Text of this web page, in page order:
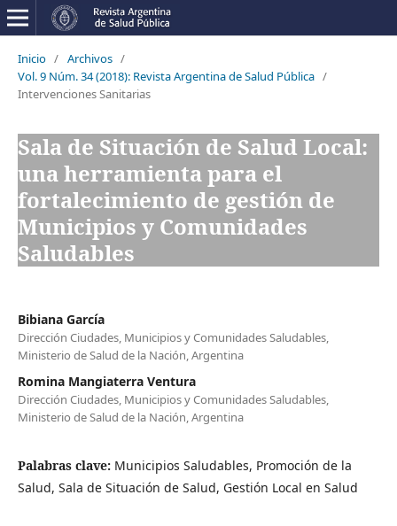
Inicio / Archivos /
Vol. 9 Núm. 34 (2018): Revista Argentina de Salud Pública /
Intervenciones Sanitarias
Sala de Situación de Salud Local:
una herramienta para el
fortalecimiento de gestión de
Municipios y Comunidades
Saludables
Bibiana García
Dirección Ciudades, Municipios y Comunidades Saludables,
Ministerio de Salud de la Nación, Argentina
Romina Mangiaterra Ventura
Dirección Ciudades, Municipios y Comunidades Saludables,
Ministerio de Salud de la Nación, Argentina
Palabras clave: Municipios Saludables, Promoción de la
Salud, Sala de Situación de Salud, Gestión Local en Salud